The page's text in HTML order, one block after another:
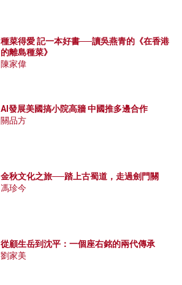
種菜得愛 記一本好書──讀吳燕青的《在香港
的離島種菜》
陳家偉
AI發展美國搞小院高牆 中國推多邊合作
關品方
金秋文化之旅──踏上古蜀道，走過劍門關
馮珍今
從顧生岳到沈平：一個座右銘的兩代傳承
劉家美